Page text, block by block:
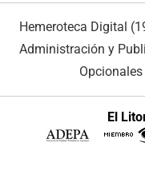
Hemeroteca Digital
Administración y
El